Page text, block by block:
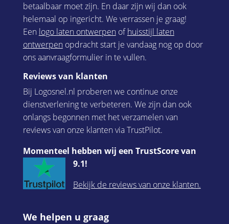
betaalbaar moet zijn. En daar zijn wij dan ook
helemaal op ingericht. We verrassen je graag!
Een logo laten ontwerpenofhuisstijl laten
ontwerpenopdracht start je vandaag nog op door
ons aanvraagformulier in te vullen.
Reviews van klanten
Bij Logosnel.nl proberen we continue onze
dienstverlening te verbeteren. We zijn dan ook
onlangs begonnen met het verzamelen van
reviews van onze klanten via TrustPilot.
Momenteel hebben wij een TrustScore van
9.1!
Bekijk de reviews van onze klanten.
We helpen u graag